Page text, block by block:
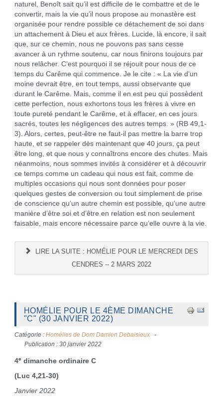
naturel, Benoît sait qu’il est difficile de le combattre et de le
convertir, mais la vie qu’il nous propose au monastère est
organisée pour rendre possible ce détachement de soi dans
un attachement à Dieu et aux frères. Lucide, là encore, il sait
que, sur ce chemin, nous ne pouvons pas sans cesse
avancer à un rythme soutenu, car nous finirons toujours par
nous relâcher. C’est pourquoi il se réjouit pour nous de ce
temps du Carême qui commence. Je le cite : « La vie d’un
moine devrait être, en tout temps, aussi observante que
durant le Carême. Mais, comme il en est peu qui possèdent
cette perfection, nous exhortons tous les frères à vivre en
toute pureté pendant le Carême, et à effacer, en ces jours
sacrés, toutes les négligences des autres temps. » (RB 49,1-
3). Alors, certes, peut-être ne faut-il pas mettre la barre trop
haute, et se rappeler dès maintenant que 40 jours, ça peut
être long, et que nous y connaîtrons encore des chutes. Mais
néanmoins, nous sommes invités à considérer et à découvrir
ce temps comme un cadeau qui nous est fait, comme de
multiples occasions qui nous sont données pour poser
quelques gestes de conversion ou tout simplement de prise
de conscience qu’un autre chemin est possible, qu’une autre
manière d’être soi et d’être en relation est non seulement
faisable, mais encore nécessaire parce qu’elle ouvre à la vie.
LIRE LA SUITE : HOMÉLIE POUR LE MERCREDI DES
CENDRES -- 2 MARS 2022
HOMÉLIE POUR LE 4ÈME DIMANCHE
"C" (30 JANVIER 2022)
Catégorie : Homélies de Dom Damien Debaisieux
Publication : 30 janvier 2022
4edimanche ordinaire C
(Luc 4,21-30)
Janvier 2022